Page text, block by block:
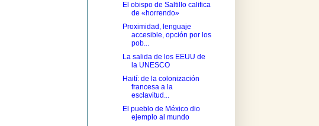
El obispo de Saltillo califica
de «horrendo»
Proximidad, lenguaje
accesible, opción por los
pob...
La salida de los EEUU de
la UNESCO
Haití: de la colonización
francesa a la
esclavitud...
El pueblo de México dio
ejemplo al mundo